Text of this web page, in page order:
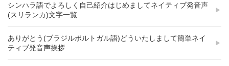
シンハラ語でよろしく自己紹介はじめましてネイティブ発音声
(スリランカ)文字一覧
ありがとう(ブラジルポルトガル語)どういたしまして簡単ネイ
ティブ発音声挨拶